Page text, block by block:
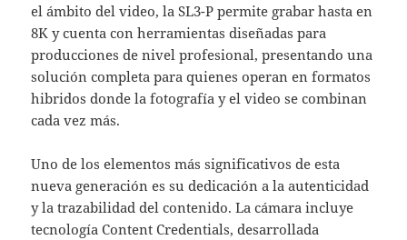
el ámbito del video, la SL3-P permite grabar hasta en
8K y cuenta con herramientas diseñadas para
producciones de nivel profesional, presentando una
solución completa para quienes operan en formatos
hibridos donde la fotografía y el video se combinan
cada vez más.
Uno de los elementos más significativos de esta
nueva generación es su dedicación a la autenticidad
y la trazabilidad del contenido. La cámara incluye
tecnología Content Credentials, desarrollada